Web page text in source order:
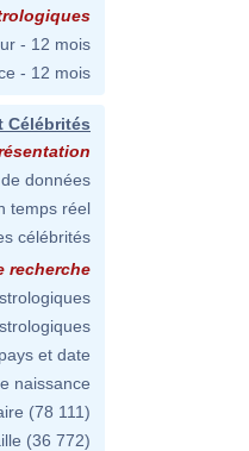
- 12 mois
- 12 mois
Célébrités
données
temps réel
célébrités
recherche
et date
naissance
(78 111)
(36 772)